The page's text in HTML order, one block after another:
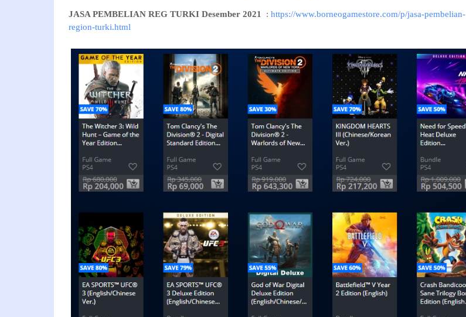
JASA PEMBELIAN REG TURKI Desember 2021 : https://www.borneogamestore.com/p/jasa-pembelian-
region-turki.html